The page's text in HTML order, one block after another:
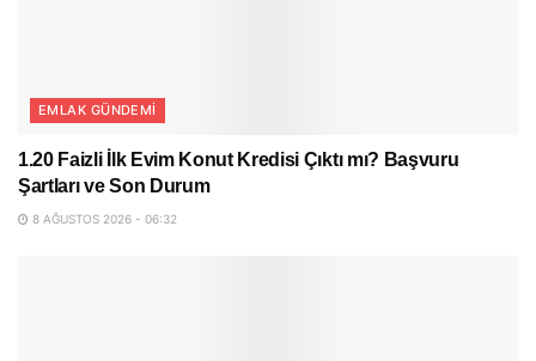
EMLAK GÜNDEMI
1.20 Faizli İlk Evim Konut Kredisi Çıktı mı? Başvuru
Şartları ve Son Durum
8 AĞUSTOS 2026 - 06:32